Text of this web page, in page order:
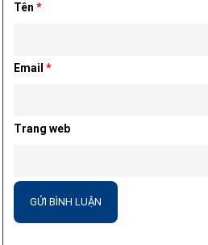
Tên*
Email*
Trang web